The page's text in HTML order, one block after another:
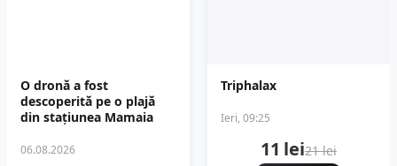
O dronă a fost
descoperită pe o plajă
din stațiunea Mamaia
06.08.2026
Triphalax
Ieri, 09:25
11 lei21 lei